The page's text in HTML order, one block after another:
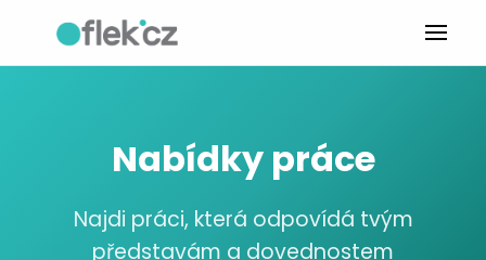
Nabídky práce
Najdi práci, která odpovídá tvým
představám a dovednostem